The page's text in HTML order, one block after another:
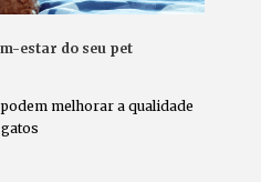
estar do seu pet
melhorar a qualidade